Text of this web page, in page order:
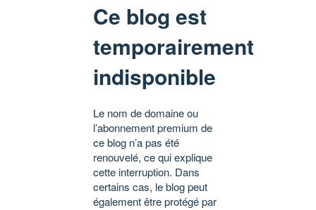
Ce blog est
temporairement
indisponible
Le nom de domaine ou
l’abonnement premium de
ce blog n’a pas été
renouvelé, ce qui explique
cette interruption. Dans
certains cas, le blog peut
également être protégé par